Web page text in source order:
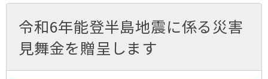
令和6年能登半島地震に係る災害
見舞金を贈呈します